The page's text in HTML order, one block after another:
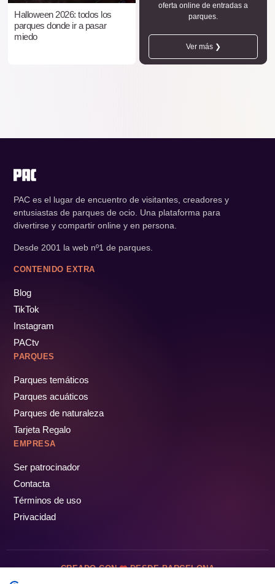
Halloween 2026: todos los
parques donde ir a pasar
miedo
oferta online de entradas a
parques.
Ver más ❯
PAC es el lugar de encuentro de visitantes, creadores y
entusiastas de parques de ocio. Una plataforma para
divertirse y compartir online y en persona.
Desde 2001 la web nº1 de parques.
CONTENIDO EXTRA
Blog
TikTok
Instagram
PACtv
PARQUES
Parques temáticos
Parques acuáticos
Parques de naturaleza
Tarjeta Regalo
EMPRESA
Ser patrocinador
Contacta
Términos de uso
Privacidad
CREADO CON DESDE BARCELONA